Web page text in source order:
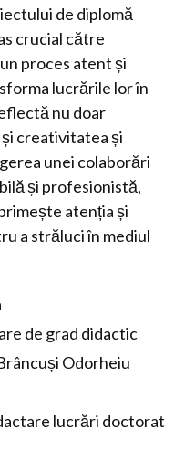
de diplomă
crucial către
proces atent și
lucrările lor în
nu doar
creativitatea și
unei colaborări
și profesionistă,
atenția și
a străluci în mediul
de grad didactic
Odorheiu
lucrări doctorat